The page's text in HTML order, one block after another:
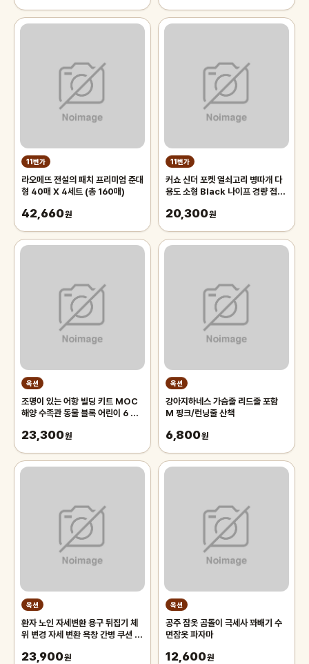
11번가
라오메뜨 전설의 패치 프리미엄 준대
형 40매 X 4세트 (총 160매)
42,660원
11번가
커쇼 신더 포켓 열쇠고리 병따개 다
용도 소형 Black 나이프 경량 접이
20,300원
옥션
조명이 있는 어항 빌딩 키트 MOC
해양 수족관 동물 블록 어린이 6 장
23,300원
옥션
강아지하네스 가슴줄 리드줄 포함
M 핑크/런닝줄 산책
6,800원
옥션
환자 노인 자세변환 용구 뒤집기 체
위 변경 자세 변환 욕창 간병 쿠션 전
23,900원
옥션
공주 잠옷 곰돌이 극세사 꽈배기 수
면잠옷 파자마
12,600원